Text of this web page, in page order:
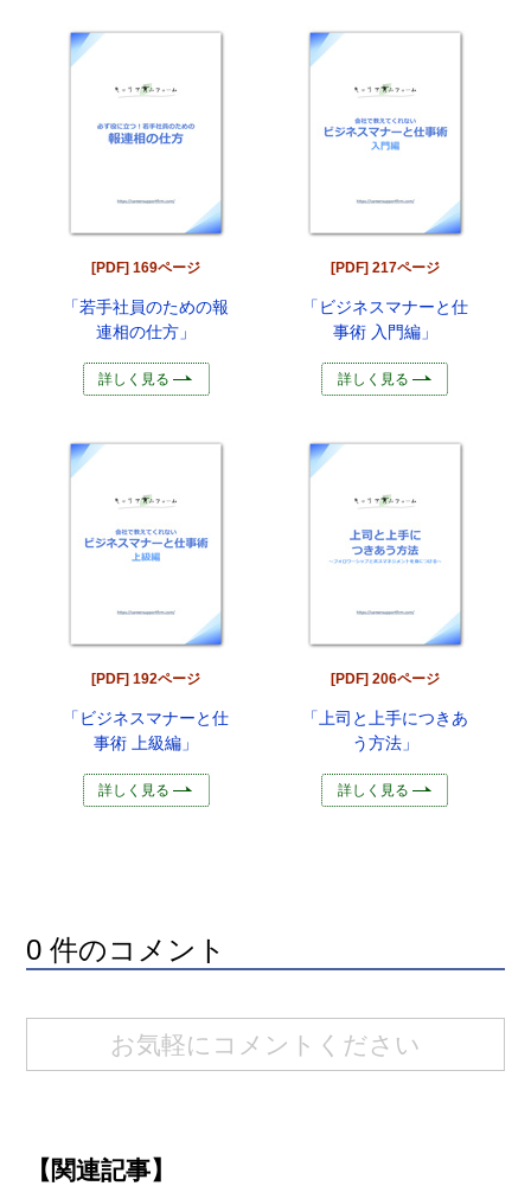
[PDF] 169ページ
「若手社員のための報
連相の仕方」
詳しく見る
[PDF] 217ページ
「ビジネスマナーと仕
事術 入門編」
詳しく見る
[PDF] 192ページ
「ビジネスマナーと仕
事術 上級編」
詳しく見る
[PDF] 206ページ
「上司と上手につきあ
う方法」
詳しく見る
0 件のコメント
お気軽にコメントください
【関連記事】